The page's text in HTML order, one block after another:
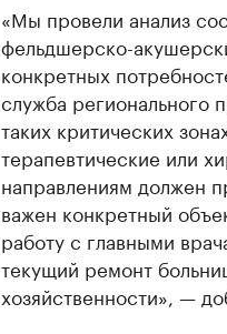
«Мы провели анализ
фельдшерско-
конкретных
служба регионального
таких критических
терапевтические или
направлениям должен
важен конкретный
работу с главными
текущий ремонт
хозяйственности», —